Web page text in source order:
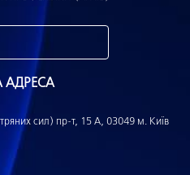
АДРЕСА
сил) пр-т, 15 А, 03049 м. Київ